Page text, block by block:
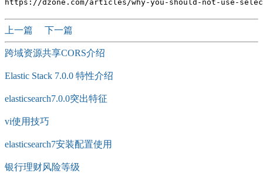
上一篇 下一篇
跨域资源共享CORS介绍
Elastic Stack 7.0.0 特性介绍
elasticsearch7.0.0突出特征
vi使用技巧
elasticsearch7安装配置使用
银行理财风险等级